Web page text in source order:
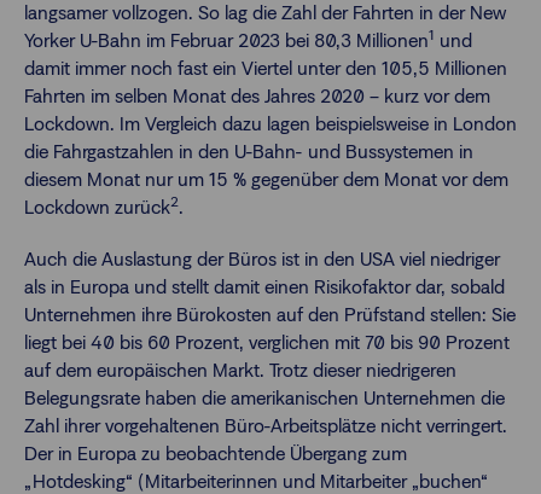
langsamer vollzogen. So lag die Zahl der Fahrten in der New
Yorker U-Bahn im Februar 2023 bei 80,3 Millionen1 und
damit immer noch fast ein Viertel unter den 105,5 Millionen
Fahrten im selben Monat des Jahres 2020 – kurz vor dem
Lockdown. Im Vergleich dazu lagen beispielsweise in London
die Fahrgastzahlen in den U-Bahn- und Bussystemen in
diesem Monat nur um 15 % gegenüber dem Monat vor dem
Lockdown zurück2.
Auch die Auslastung der Büros ist in den USA viel niedriger
als in Europa und stellt damit einen Risikofaktor dar, sobald
Unternehmen ihre Bürokosten auf den Prüfstand stellen: Sie
liegt bei 40 bis 60 Prozent, verglichen mit 70 bis 90 Prozent
auf dem europäischen Markt. Trotz dieser niedrigeren
Belegungsrate haben die amerikanischen Unternehmen die
Zahl ihrer vorgehaltenen Büro-Arbeitsplätze nicht verringert.
Der in Europa zu beobachtende Übergang zum
„Hotdesking“ (Mitarbeiterinnen und Mitarbeiter „buchen“